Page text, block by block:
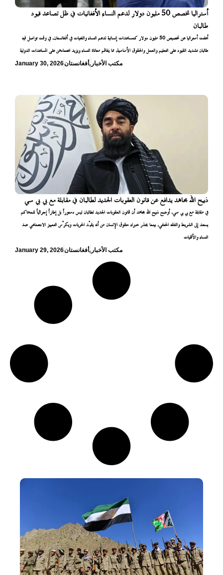
أستراليا تخصص 50 مليون دولار لدعم النساء الأفغانيات في ظل تصاعد قيود
طالبان
أعلنت أستراليا عن تخصيص 50 مليون دولار كمساعدات إنسانية لدعم النساء والفتيات في أفغانستان، في وقت تواصل فيه
طالبان تشديد القيود على التعليم والعمل والحقوق الأساسية، مما يفاقم معاناة النساء ويزيد اعتمادهن على المساعدات الدولية
January 30, 2026أفغانستان, مكتب الأخبار
ذبيح الله مجاهد يدافع عن قانون العقوبات الجديد لطالبان في مقابلة مع بي بي سي
في مقابلة مع بي بي سي، أوضح ذبيح الله مجاهد أن قانون العقوبات الجديد لطالبان ليس دستوراً بل إطاراً إجرائياً للمحاكم
يستند إلى الشريعة والفقه الحنفي، بينما يحذر خبراء حقوق الإنسان من أنه يقيّد الحريات ويكرّس التمييز الاجتماعي ضد
النساء والأقليات
January 29, 2026أفغانستان, مكتب الأخبار